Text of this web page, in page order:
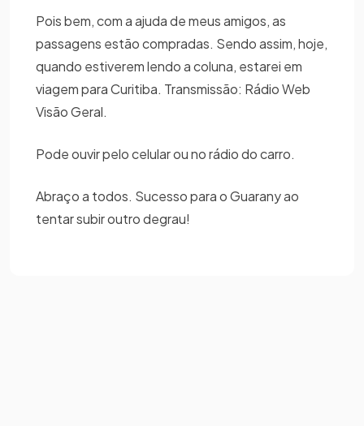
Pois bem, com a ajuda de meus amigos, as
passagens estão compradas. Sendo assim, hoje,
quando estiverem lendo a coluna, estarei em
viagem para Curitiba. Transmissão: Rádio Web
Visão Geral.
Pode ouvir pelo celular ou no rádio do carro.
Abraço a todos. Sucesso para o Guarany ao
tentar subir outro degrau!